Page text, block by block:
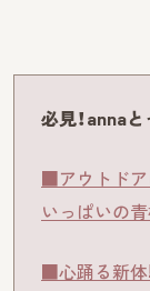
必見！anna
■アウトドア
いっぱいの
■心踊る新体